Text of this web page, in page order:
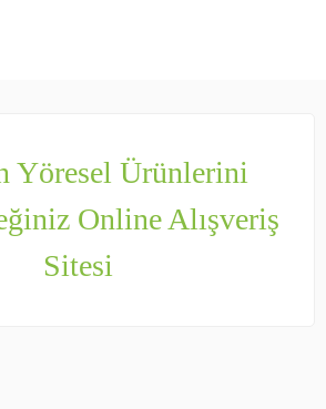
Yöresel Ürünlerini
Online Alışveriş
Sitesi